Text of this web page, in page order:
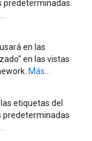
predeterminadas
en las
en las vistas
Más...
etiquetas del
predeterminadas